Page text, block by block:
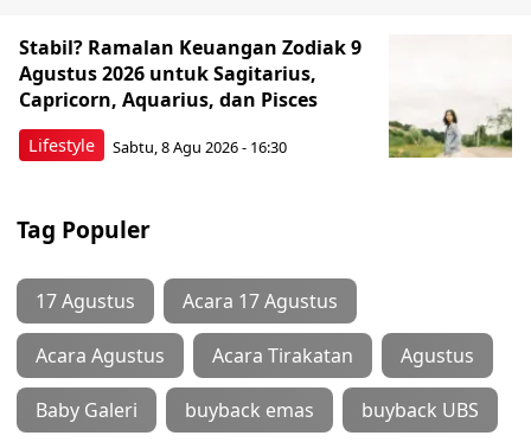
Lifestyle
Stabil? Ramalan Keuangan Zodiak 9
Agustus 2026 untuk Sagitarius,
Capricorn, Aquarius, dan Pisces
Sabtu, 8 Agu 2026 - 16:30
Tag Populer
17 Agustus Acara 17 Agustus
Acara Agustus Acara Tirakatan Agustus
Baby Galeri buyback emas buyback UBS